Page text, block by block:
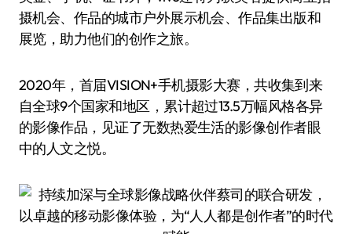
摄机会、作品的城市户外展示机会、作品集出版和
展览，助力他们的创作之旅。
2020年，首届VISION+手机摄影大赛，共收集到来
自全球9个国家和地区，累计超过13.5万幅风格各异
的影像作品，见证了无数热爱生活的影像创作者眼
中的人文之悦。